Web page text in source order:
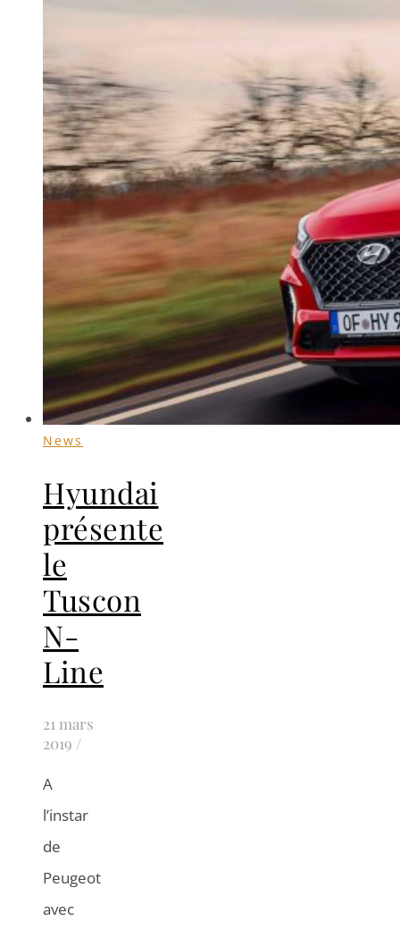
News
Hyundai
présente
le
Tuscon
N-
Line
21 mars
2019 /
A
l’instar
de
Peugeot
avec